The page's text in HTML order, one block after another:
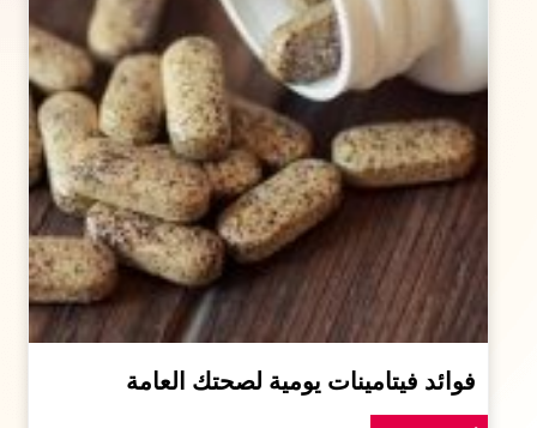
فوائد فيتامينات يومية لصحتك العامة